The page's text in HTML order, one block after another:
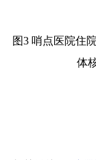
图3 哨点医院住
体